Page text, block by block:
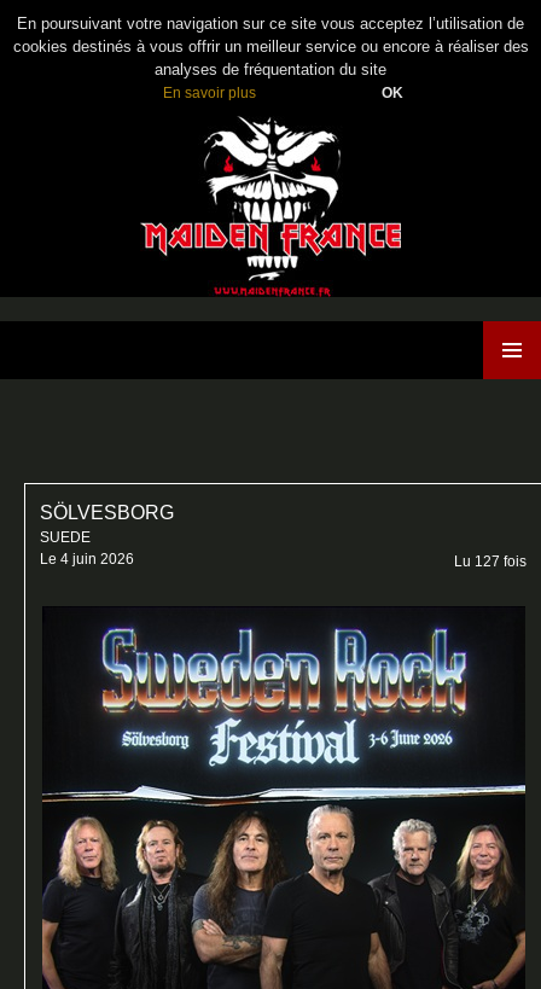
En poursuivant votre navigation sur ce site vous acceptez l’utilisation de
cookies destinés à vous offrir un meilleur service ou encore à réaliser des
analyses de fréquentation du site
En savoir plus OK
SÖLVESBORG
SUEDE
Le 4 juin 2026
Lu 127 fois